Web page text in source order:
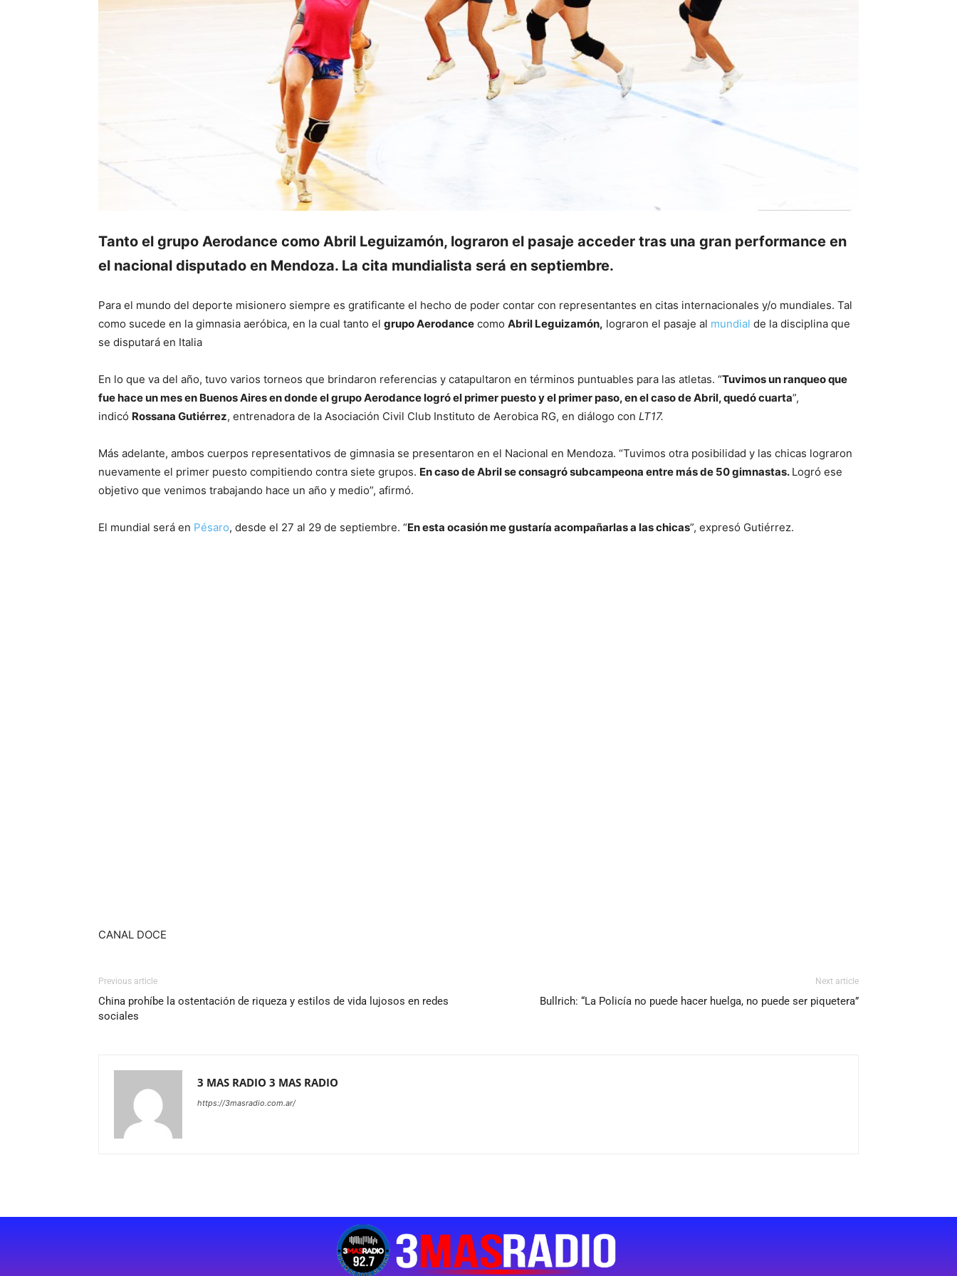
Tanto el grupo Aerodance como Abril Leguizamón, lograron el pasaje acceder tras una gran performance en
el nacional disputado en Mendoza. La cita mundialista será en septiembre.
Para el mundo del deporte misionero siempre es gratificante el hecho de poder contar con representantes en citas internacionales y/o mundiales. Tal
como sucede en la gimnasia aeróbica, en la cual tanto el grupo Aerodance como Abril Leguizamón, lograron el pasaje al mundial de la disciplina que
se disputará en Italia
En lo que va del año, tuvo varios torneos que brindaron referencias y catapultaron en términos puntuables para las atletas. “Tuvimos un ranqueo que
fue hace un mes en Buenos Aires en donde el grupo Aerodance logró el primer puesto y el primer paso, en el caso de Abril, quedó cuarta”,
indicó Rossana Gutiérrez, entrenadora de la Asociación Civil Club Instituto de Aerobica RG, en diálogo con LT17.
Más adelante, ambos cuerpos representativos de gimnasia se presentaron en el Nacional en Mendoza. “Tuvimos otra posibilidad y las chicas lograron
nuevamente el primer puesto compitiendo contra siete grupos. En caso de Abril se consagró subcampeona entre más de 50 gimnastas. Logró ese
objetivo que venimos trabajando hace un año y medio”, afirmó.
El mundial será en Pésaro, desde el 27 al 29 de septiembre. “En esta ocasión me gustaría acompañarlas a las chicas”, expresó Gutiérrez.
CANAL DOCE
Previous article
China prohíbe la ostentación de riqueza y estilos de vida lujosos en redes
sociales
Next article
Bullrich: “La Policía no puede hacer huelga, no puede ser piquetera”
3 MAS RADIO 3 MAS RADIO
https://3masradio.com.ar/